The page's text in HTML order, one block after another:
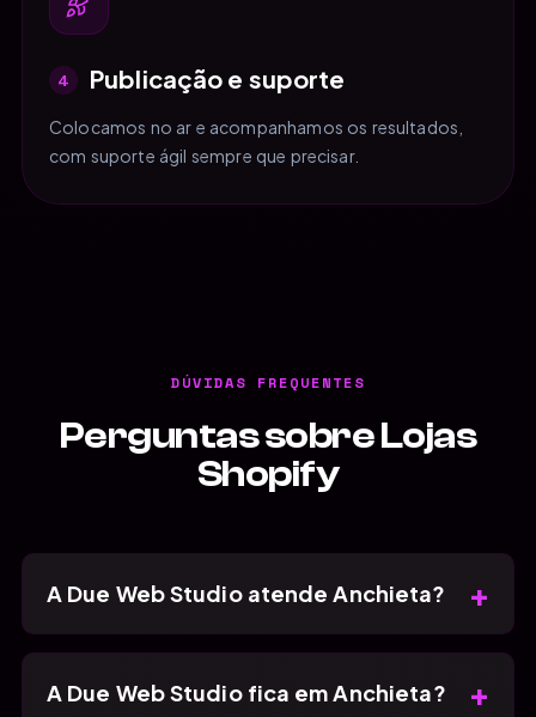
4 Publicação e suporte
Colocamos no ar e acompanhamos os resultados,
com suporte ágil sempre que precisar.
DÚVIDAS FREQUENTES
Perguntas sobre Lojas
Shopify
A Due Web Studio atende Anchieta? +
A Due Web Studio fica em Anchieta? +